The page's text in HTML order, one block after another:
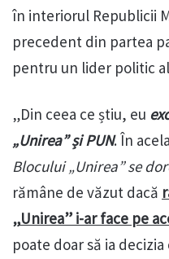
în interiorul Republicii
precedent din partea
pentru un lider politic
„Din ceea ce știu, eu
„Unirea” și PUN. În
Blocului „Unirea” se
rămâne de văzut dacă
„Unirea” i-ar face pe
poate doar să ia